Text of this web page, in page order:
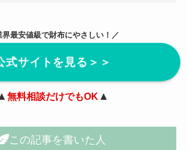
界最安値級で財布にやさしい！／
公式サイトを見る＞＞
無料相談だけでもOK ▲
この記事を書いた人